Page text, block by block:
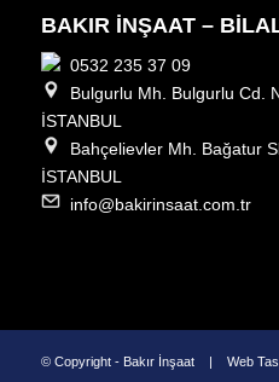
BAKIR İNŞAAT –
0532 235 37 09
Bulgurlu Mh. Bulgurlu Cd.
İSTANBUL
Bahçelievler Mh. Bağatur
İSTANBUL
info@bakirinsaat.com.tr
© Copyright - Bakır İnşaat | Web